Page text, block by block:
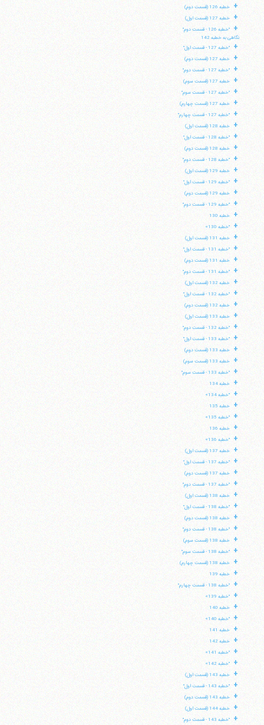
+ خطبه 126 (قسمت دوم)
+ خطبه 127 (قسمت اول)
+
"خطبه 126 - قسمت دوم"
نگاهی به خطبه 142
+ "خطبه 127 - قسمت اول"
+ خطبه 127 (قسمت دوم)
+ "خطبه 127 - قسمت دوم"
+ خطبه 127 (قسمت سوم)
+ "خطبه 127 - قسمت سوم"
+ خطبه 127 (قسمت چهارم)
+ "خطبه 127 - قسمت چهارم"
+ خطبه 128 (قسمت اول)
+ "خطبه 128 - قسمت اول"
+ خطبه 128 (قسمت دوم)
+ "خطبه 128 - قسمت دوم"
+ خطبه 129 (قسمت اول)
+ "خطبه 129 - قسمت اول"
+ خطبه 129 (قسمت دوم)
+ "خطبه 129 - قسمت دوم"
+ خطبه 130
+ "خطبه 130»
+ خطبه 131 (قسمت اول)
+ "خطبه 131 - قسمت اول"
+ خطبه 131 (قسمت دوم)
+ "خطبه 131 - قسمت دوم"
+ خطبه 132 (قسمت اول)
+ "خطبه 132 - قسمت اول"
+ خطبه 132 (قسمت دوم)
+ خطبه 133 (قسمت اول)
+ "خطبه 132 - قسمت دوم"
+ "خطبه 133 - قسمت اول"
+ خطبه 133 (قسمت دوم)
+ خطبه 133 (قسمت سوم)
+ "خطبه 133 - قسمت سوم"
+ خطبه 134
+ "خطبه 134»
+ خطبه 135
+ "خطبه 135»
+ خطبه 136
+ "خطبه 136»
+ خطبه 137 (قسمت اول)
+ "خطبه 137 - قسمت اول"
+ خطبه 137 (قسمت دوم)
+ "خطبه 137 - قسمت دوم"
+ خطبه 138 (قسمت اول)
+ "خطبه 138 - قسمت اول"
+ خطبه 138 (قسمت دوم)
+ "خطبه 138 - قسمت دوم"
+ خطبه 138 (قسمت سوم)
+ "خطبه 138 - قسمت سوم"
+ خطبه 138 (قسمت چهارم)
+ خطبه 139
+ "خطبه 138 - قسمت چهارم"
+ "خطبه 139»
+ خطبه 140
+ "خطبه 140»
+ خطبه 141
+ خطبه 142
+ "خطبه 141»
+ "خطبه 142»
+ خطبه 143 (قسمت اول)
+ "خطبه 143 - قسمت اول"
+ خطبه 143 (قسمت دوم)
+ خطبه 144 (قسمت اول)
+ "خطبه 143 - قسمت دوم"